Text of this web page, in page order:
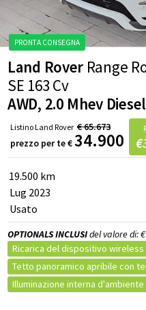
PRONTA CONSEGNA
Land Rover Range
SE 163 Cv
prezzo per te€34.900
ListinoLand Rover €65.673
€
19.500 km
Lug 2023
Usato
OPTIONALS INCLUSIdel valore di: €
Tetto panoramico apribile con
Illuminazione interna d'ambiente